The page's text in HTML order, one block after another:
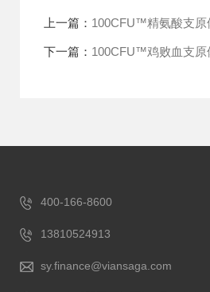
上一篇： 100CFU™精氨酸支原
下一篇： 100CFU™鸡败血支原
400-166-8600
13810524913
sy.finance@viansaga.com